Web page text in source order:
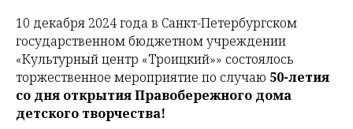
10 декабря 2024 года в Санкт-Петербургском
государственном бюджетном учреждении
«Культурный центр «Троицкий»» состоялось
торжественное мероприятие по случаю 50-летия
со дня открытия Правобережного дома
детского творчества!